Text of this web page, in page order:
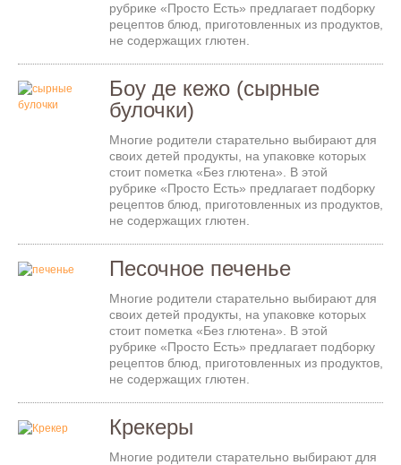
рубрике «Просто Есть» предлагает подборку
рецептов блюд, приготовленных из продуктов,
не содержащих глютен.
Боу де кежо (сырные
булочки)
Многие родители старательно выбирают для
своих детей продукты, на упаковке которых
стоит пометка «Без глютена». В этой
рубрике «Просто Есть» предлагает подборку
рецептов блюд, приготовленных из продуктов,
не содержащих глютен.
Песочное печенье
Многие родители старательно выбирают для
своих детей продукты, на упаковке которых
стоит пометка «Без глютена». В этой
рубрике «Просто Есть» предлагает подборку
рецептов блюд, приготовленных из продуктов,
не содержащих глютен.
Крекеры
Многие родители старательно выбирают для